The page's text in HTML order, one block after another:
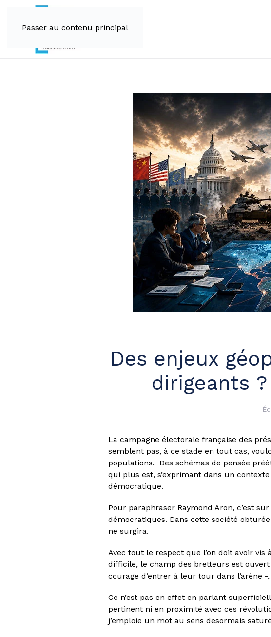
Passer au contenu principal
Des enjeux
dirigeants
La campagne électorale française des
semblent pas, à ce stade en tout cas,
populations. Des schémas de pensée
qui plus est, s’exprimant dans un
démocratique.
Pour paraphraser Raymond Aron, c’est
démocratiques. Dans cette société
ne surgira.
Avec tout le respect que l’on doit avoir vis
difficile, le champ des bretteurs est
courage d’entrer à leur tour dans
Ce n’est pas en effet en parlant
pertinent ni en proximité avec ces
j’emploie un mot au sens désormais